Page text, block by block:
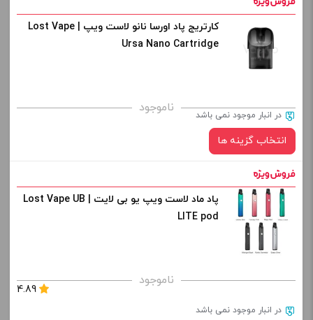
افزودن به سبد خرید
نوع کویل :
برای فعال شدن سبد خرید و نمایش قیمت ، گزینه های محصول را
از کادر بالا انتخاب کنید.
+
افزودن به سبد خرید
کارتریج پاد اورسا نانو لاست ویپ | Lost Vape
Ursa Nano Cartridge
ناموجود در انبار موجود نمی باشد
انتخاب گزینه ها
نوع کویل :
برای فعال شدن سبد خرید و نمایش قیمت ، گزینه های محصول را
پاد ماد لاست ویپ یو بی لایت | Lost Vape UB
LITE pod
ناموجود
4.89
در انبار موجود نمی باشد